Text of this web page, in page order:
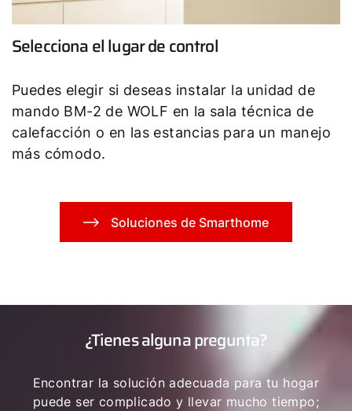
Selecciona el lugar de control
Puedes elegir si deseas instalar la unidad de
mando BM-2 de WOLF en la sala técnica de
calefacción o en las estancias para un manejo
más cómodo.
Soluciones de Smarthome
¿Tienes alguna pregunta?
Encontrar la solución adecuada para tu hogar
puede ser complicado y llevar mucho tiempo;